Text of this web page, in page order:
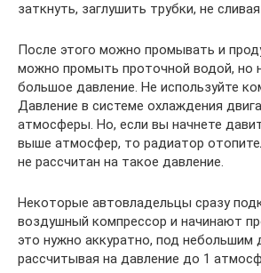
заткнуть, заглушить трубки, не
После этого можно промывать и
можно промыть проточной водой, но
большое давление. Не используйте
Давление в системе охлаждения
атмосферы. Но, если вы начнете
выше атмосфер, то радиатор
не рассчитан на такое давление.
Некоторые автовладельцы сразу
воздушный компрессор и начинают
это нужно аккуратно, под небольшим
рассчитывая на давление до 1